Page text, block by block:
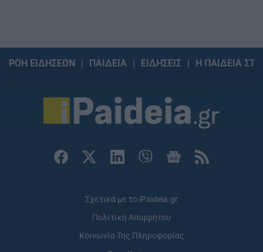
ΡΟΗ ΕΙΔΗΣΕΩΝ ΠΑΙΔΕΙΑ ΕΙΔΗΣΕΙΣ Η ΠΑΙΔΕΙΑ
Σχετικά με το iPaideia.gr
Πολιτική Απορρήτου
Κοινωνία Της Πληροφορίας